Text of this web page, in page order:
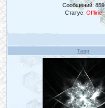
Сообщений: 859
Статус: Offline
Тавр